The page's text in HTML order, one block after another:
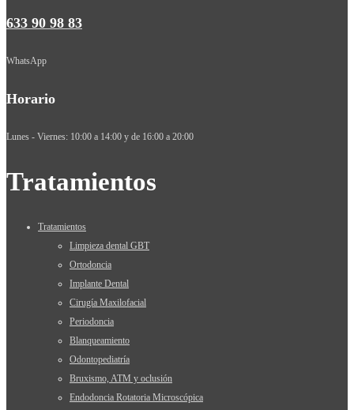
633 90 98 83
WhatsApp
Horario
Lunes - Viernes: 10:00 a 14:00 y de 16:00 a 20:00
Tratamientos
Tratamientos
Limpieza dental GBT
Ortodoncia
Implante Dental
Cirugía Maxilofacial
Periodoncia
Blanqueamiento
Odontopediatría
Bruxismo, ATM y oclusión
Endodoncia Rotatoria Microscópica